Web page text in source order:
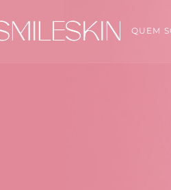
QUEM